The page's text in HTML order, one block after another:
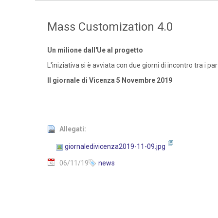
Mass Customization 4.0
Un milione dall'Ue al progetto
L'iniziativa si è avviata con due giorni di incontro tra i
Il giornale di Vicenza 5 Novembre 2019
Allegati:
giornaledivicenza2019-11-09.jpg
06/11/19 news